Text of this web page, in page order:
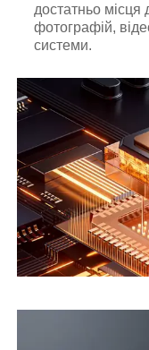
достатньо місця
фотографій,
системи.